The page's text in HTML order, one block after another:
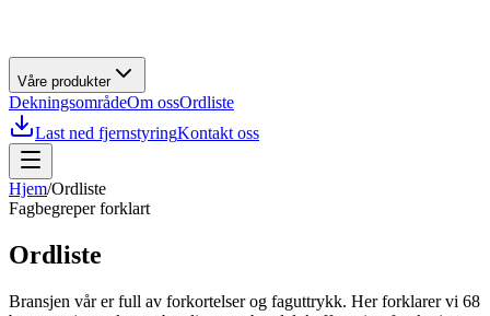
Våre produkter
DekningsområdeOm ossOrdliste
Last ned fjernstyringKontakt oss
Hjem/Ordliste
Fagbegreper forklart
Ordliste
Bransjen vår er full av forkortelser og faguttrykk. Her forklarer vi 68